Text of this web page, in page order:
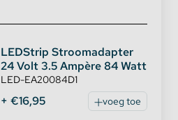
LEDStrip Stroomadapter
24 Volt 3.5 Ampère 84 Watt
LED-EA20084D1
+ €16,95 voeg toe